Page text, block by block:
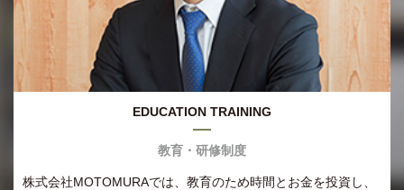
EDUCATION TRAINING
教育・研修制度
株式会社MOTOMURAでは、教育のため時間とお金を投資し、